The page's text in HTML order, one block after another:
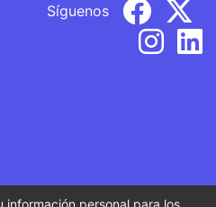
Síguenos
información personal para los